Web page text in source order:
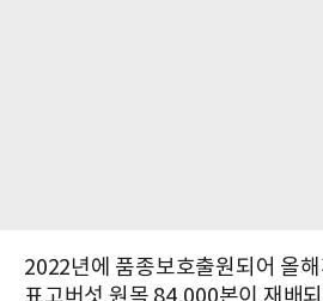
2022년에 품종보호출원되어 올